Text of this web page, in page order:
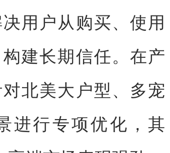
用户从购买、使用
建长期信任。在产
北美大户型、多宠
进行专项优化，其